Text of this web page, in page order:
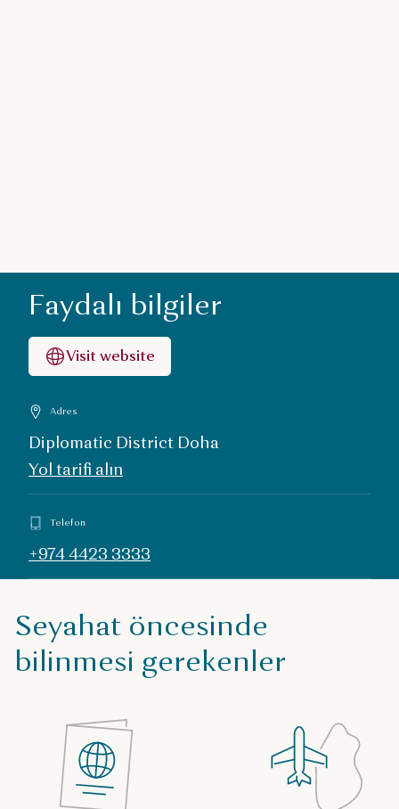
Faydalı bilgiler
Visit website
Adres
Diplomatic District Doha
Yol tarifi alın
Telefon
+974 4423 3333
Seyahat öncesinde
bilinmesi gerekenler